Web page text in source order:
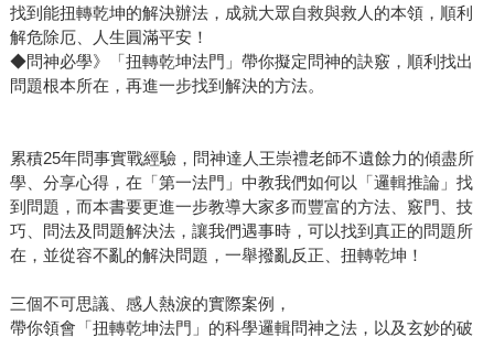
找到能扭轉乾坤的解決辦法，成就大眾自救與救人的本領，順利
解危除厄、人生圓滿平安！
◆問神必學》「扭轉乾坤法門」帶你擬定問神的訣竅，順利找出
問題根本所在，再進一步找到解決的方法。
累積25年問事實戰經驗，問神達人王崇禮老師不遺餘力的傾盡所
學、分享心得，在「第一法門」中教我們如何以「邏輯推論」找
到問題，而本書要更進一步教導大家多而豐富的方法、竅門、技
巧、問法及問題解決法，讓我們遇事時，可以找到真正的問題所
在，並從容不亂的解決問題，一舉撥亂反正、扭轉乾坤！
三個不可思議、感人熱淚的實際案例，
帶你領會「扭轉乾坤法門」的科學邏輯問神之法，以及玄妙的破